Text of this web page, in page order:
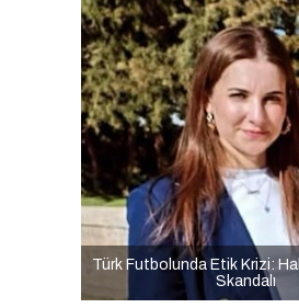
Türk Futbolunda Etik Krizi:
Skandalı